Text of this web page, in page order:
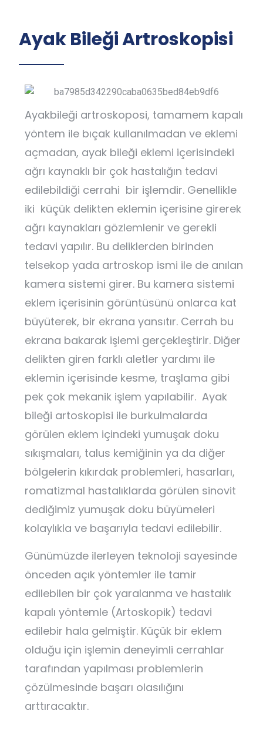
Ayak Bileği Artroskopisi
Ayakbileği artroskoposi, tamamem kapalı
yöntem ile bıçak kullanılmadan ve eklemi
açmadan, ayak bileği eklemi içerisindeki
ağrı kaynaklı bir çok hastalığın tedavi
edilebildiği cerrahi bir işlemdir. Genellikle
iki küçük delikten eklemin içerisine girerek
ağrı kaynakları gözlemlenir ve gerekli
tedavi yapılır. Bu deliklerden birinden
telsekop yada artroskop ismi ile de anılan
kamera sistemi girer. Bu kamera sistemi
eklem içerisinin görüntüsünü onlarca kat
büyüterek, bir ekrana yansıtır. Cerrah bu
ekrana bakarak işlemi gerçekleştirir. Diğer
delikten giren farklı aletler yardımı ile
eklemin içerisinde kesme, traşlama gibi
pek çok mekanik işlem yapılabilir. Ayak
bileği artoskopisi ile burkulmalarda
görülen eklem içindeki yumuşak doku
sıkışmaları, talus kemiğinin ya da diğer
bölgelerin kıkırdak problemleri, hasarları,
romatizmal hastalıklarda görülen sinovit
dediğimiz yumuşak doku büyümeleri
kolaylıkla ve başarıyla tedavi edilebilir.
Günümüzde ilerleyen teknoloji sayesinde
önceden açık yöntemler ile tamir
edilebilen bir çok yaralanma ve hastalık
kapalı yöntemle (Artoskopik) tedavi
edilebir hala gelmiştir. Küçük bir eklem
olduğu için işlemin deneyimli cerrahlar
tarafından yapılması problemlerin
çözülmesinde başarı olasılığını
arttıracaktır.